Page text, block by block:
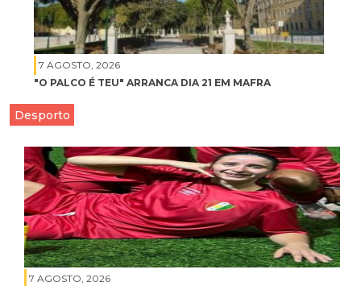
7 AGOSTO, 2026
"O PALCO É TEU" ARRANCA DIA 21 EM MAFRA
Desporto
7 AGOSTO, 2026